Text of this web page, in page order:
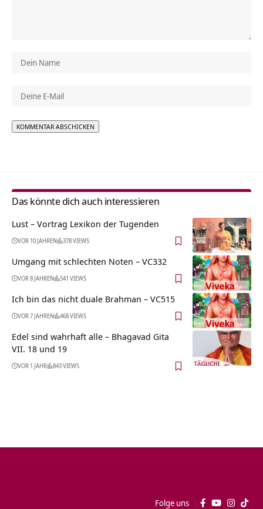
Das könnte dich auch interessieren
Lust – Vortrag Lexikon der Tugenden
VOR 10 JAHREN 378 VIEWS
Umgang mit schlechten Noten – VC332
VOR 8 JAHREN 541 VIEWS
Ich bin das nicht duale Brahman – VC515
VOR 7 JAHREN 468 VIEWS
Edel sind wahrhaft alle – Bhagavad Gita
VII. 18 und 19
VOR 1 JAHR 843 VIEWS
Folge uns